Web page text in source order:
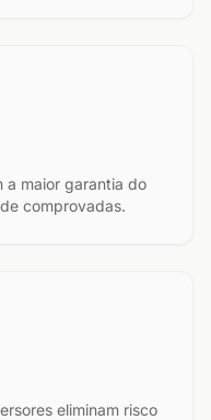
a maior garantia do
comprovadas.
eliminam risco